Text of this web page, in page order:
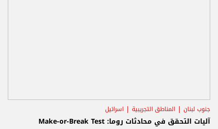
جنوب لبنان المناطق التجريبية اسرائيل
آليات التحقق في محادثات روما: Make-or-Break Test